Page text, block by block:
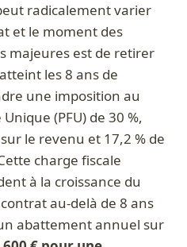
radicalement varier
et le moment des
majeures est de retirer
les 8 ans de
une imposition au
(PFU) de 30 %,
le revenu et 17,2 % de
charge fiscale
à la croissance du
au-delà de 8 ans
abattement annuel sur